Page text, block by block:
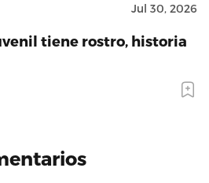
Jul 30, 2026
tiene rostro, historia